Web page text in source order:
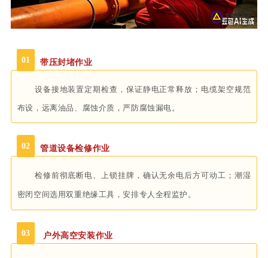
01 带压封堵作业
设备接地装置定期检查，保证静电正常释放；电缆架空规范
布设，远离油品、腐蚀介质，严防腐蚀漏电。
02 管道设备检修作业
检修前彻底断电、上锁挂牌，确认无余电后方可动工；潮湿
密闭空间选用双重绝缘工具，安排专人全程监护。
03 户外高空安装作业